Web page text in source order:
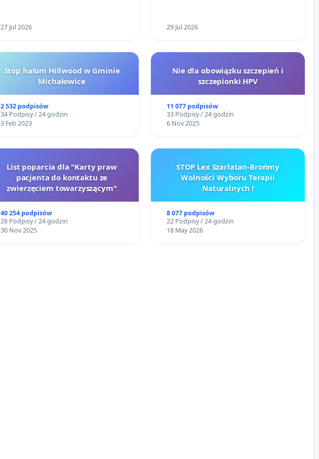
27 Jul 2026 29 Jul 2026
Stop halom Hillwood w Gminie
Michałowice
2 532 podpisów
34 Podpisy / 24 godzin
3 Feb 2023
Nie dla obowiązku szczepień i
szczepionki HPV
11 077 podpisów
33 Podpisy / 24 godzin
6 Nov 2025
List poparcia dla "Karty praw
pacjenta do kontaktu ze
zwierzęciem towarzyszącym"
40 254 podpisów
28 Podpisy / 24 godzin
30 Nov 2025
STOP Lex Szarlatan-Brońmy
Wolności Wyboru Terapii
Naturalnych !
8 077 podpisów
22 Podpisy / 24 godzin
18 May 2026